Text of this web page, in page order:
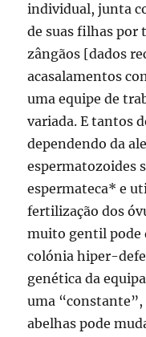
individual, junta
de suas filhas por
zângãos [dados
acasalamentos
uma equipe de
variada. E tantos
dependendo da
espermatozoides
espermateca* e
fertilização dos
muito gentil pode
colónia hiper-
genética da
uma “constante”,
abelhas pode